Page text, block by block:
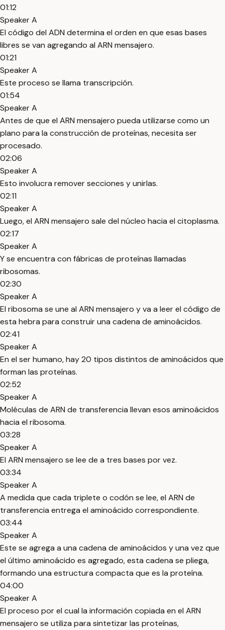
01:12
Speaker A
El código del ADN determina el orden en que esas bases
libres se van agregando al ARN mensajero.
01:21
Speaker A
Este proceso se llama transcripción.
01:54
Speaker A
Antes de que el ARN mensajero pueda utilizarse como un
plano para la construcción de proteínas, necesita ser
procesado.
02:06
Speaker A
Esto involucra remover secciones y unirlas.
02:11
Speaker A
Luego, el ARN mensajero sale del núcleo hacia el citoplasma.
02:17
Speaker A
Y se encuentra con fábricas de proteínas llamadas
ribosomas.
02:30
Speaker A
El ribosoma se une al ARN mensajero y va a leer el código de
esta hebra para construir una cadena de aminoácidos.
02:41
Speaker A
En el ser humano, hay 20 tipos distintos de aminoácidos que
forman las proteínas.
02:52
Speaker A
Moléculas de ARN de transferencia llevan esos aminoácidos
hacia el ribosoma.
03:28
Speaker A
El ARN mensajero se lee de a tres bases por vez.
03:34
Speaker A
A medida que cada triplete o codón se lee, el ARN de
transferencia entrega el aminoácido correspondiente.
03:44
Speaker A
Este se agrega a una cadena de aminoácidos y una vez que
el último aminoácido es agregado, esta cadena se pliega,
formando una estructura compacta que es la proteína.
04:00
Speaker A
El proceso por el cual la información copiada en el ARN
mensajero se utiliza para sintetizar las proteínas,